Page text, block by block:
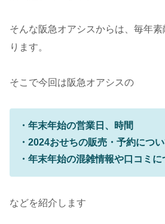
そんな阪急オアシスからは、毎年素
ります。
そこで今回は阪急オアシスの
・年末年始の営業日、時間
・2024おせちの販売・予約につ
・年末年始の混雑情報や口コミに
などを紹介します